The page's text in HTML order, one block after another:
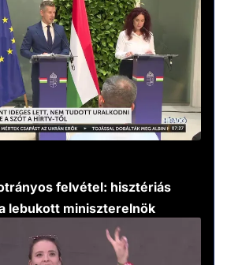
felvétel: hisztériás
lebukott miniszterelnök